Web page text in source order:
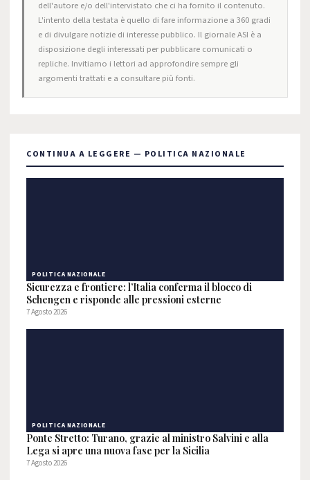
dell'autore e/o dell'intervistato che ci ha fornito il contenuto.
L'intento della testata è quello di fare informazione a 360 gradi
e di divulgare notizie di interesse pubblico. Il giornale ASI è a
disposizione degli interessati per pubblicare comunicati o
repliche. Invitiamo i lettori ad approfondire sempre gli
argomenti trattati e a consultare più fonti.
CONTINUA A LEGGERE — POLITICA NAZIONALE
POLITICA NAZIONALE
Sicurezza e frontiere: l’Italia conferma il blocco di
Schengen e risponde alle pressioni esterne
7 Agosto 2026
POLITICA NAZIONALE
Ponte Stretto: Turano, grazie al ministro Salvini e alla
Lega si apre una nuova fase per la Sicilia
7 Agosto 2026